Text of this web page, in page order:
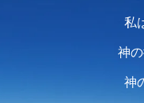
私
神
神